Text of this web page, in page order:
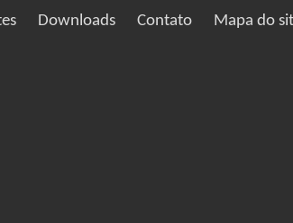
Downloads Contato Mapa do